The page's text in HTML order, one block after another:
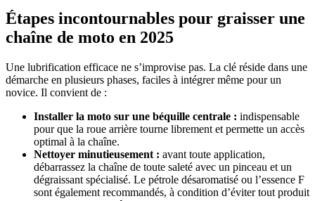
Étapes incontournables pour graisser une
chaîne de moto en 2025
Une lubrification efficace ne s’improvise pas. La clé réside dans une
démarche en plusieurs phases, faciles à intégrer même pour un
novice. Il convient de :
Installer la moto sur une béquille centrale : indispensable
pour que la roue arrière tourne librement et permette un accès
optimal à la chaîne.
Nettoyer minutieusement : avant toute application,
débarrassez la chaîne de toute saleté avec un pinceau et un
dégraissant spécialisé. Le pétrole désaromatisé ou l’essence F
sont également recommandés, à condition d’éviter tout produit